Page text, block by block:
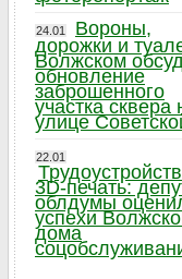
24.01
Вороны,
дорожки и
Волжском
обновление
заброшенного
участка сквера
улице
22.01
3D-печать:
облдумы
успехи
дома